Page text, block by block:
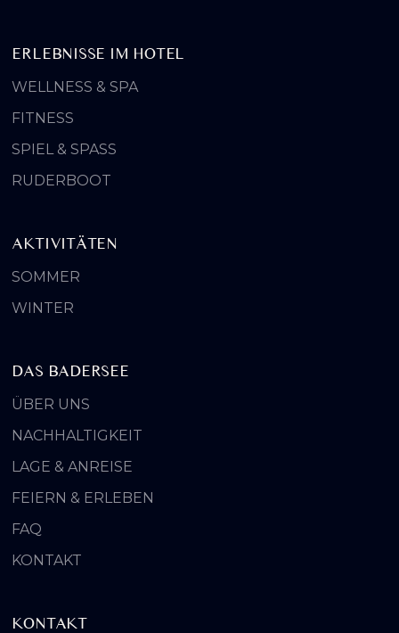
ERLEBNISSE IM HOTEL
WELLNESS & SPA
FITNESS
SPIEL & SPASS
RUDERBOOT
AKTIVITÄTEN
SOMMER
WINTER
DAS BADERSEE
ÜBER UNS
NACHHALTIGKEIT
LAGE & ANREISE
FEIERN & ERLEBEN
FAQ
KONTAKT
KONTAKT